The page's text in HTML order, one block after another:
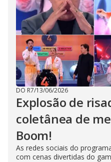
DO R7/13/06/2026
Explosão de
coletânea de
Boom!
As redes sociais do
com cenas divertidas do